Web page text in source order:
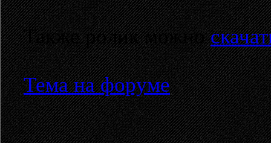
Также ролик можно
Тема на форуме